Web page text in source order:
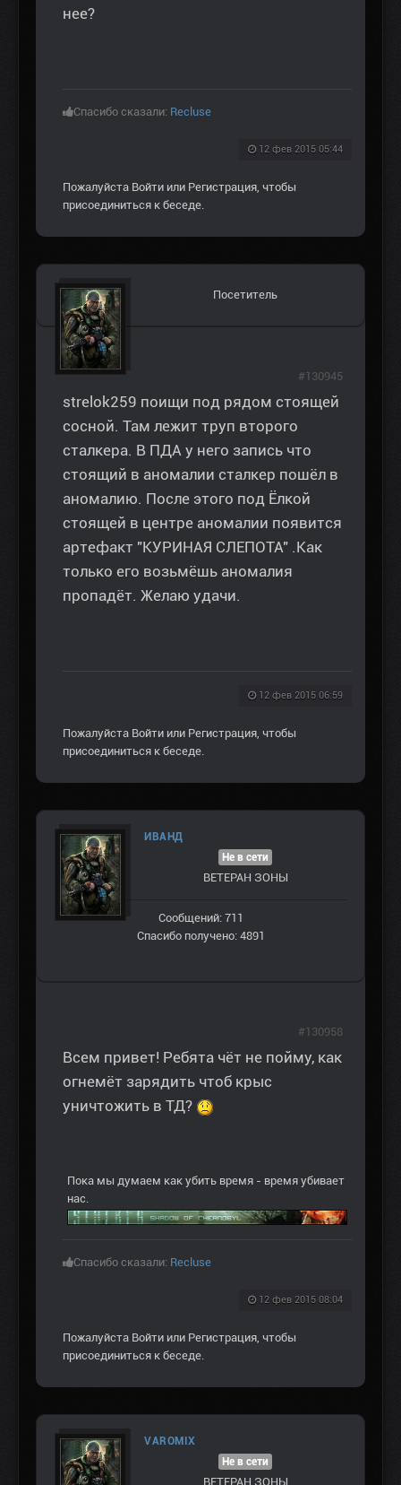
нее?
Спасибо сказали: Recluse
12 фев 2015 05:44
Пожалуйста Войти или Регистрация, чтобы
присоединиться к беседе.
Посетитель
strelok259 поищи под рядом стоящей
сосной. Там лежит труп второго
сталкера. В ПДА у него запись что
стоящий в аномалии сталкер пошёл в
аномалию. После этого под Ёлкой
стоящей в центре аномалии появится
артефакт "КУРИНАЯ СЛЕПОТА" .Как
только его возьмёшь аномалия
пропадёт. Желаю удачи.
12 фев 2015 06:59
#130945
Пожалуйста Войти или Регистрация, чтобы
присоединиться к беседе.
ИВАНД
Не в сети
ВЕТЕРАН ЗOНЫ
Сообщений: 711
Спасибо получено: 4891
Всем привет! Ребята чёт не пойму, как
огнемёт зарядить чтоб крыс
уничтожить в ТД?
Пока мы думаем как убить время - время убивает
нас.
Спасибо сказали: Recluse
12 фев 2015 08:04
#130958
Пожалуйста Войти или Регистрация, чтобы
присоединиться к беседе.
VAROMIX
Не в сети
ВЕТЕРАН ЗOНЫ